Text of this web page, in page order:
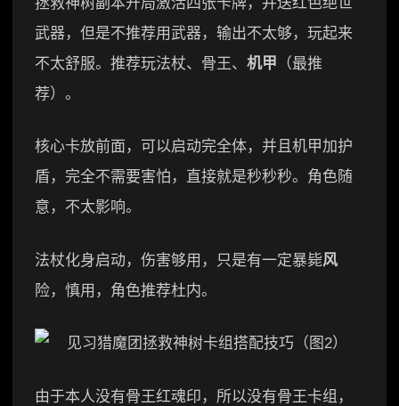
武器，但是不推荐用武器，输出不太够，玩起来
不太舒服。推荐玩法杖、骨王、 机甲 （最推
荐）。
核心卡放前面，可以启动完全体，并且机甲加护
盾，完全不需要害怕，直接就是秒秒秒。角色随
意，不太影响。
法杖化身启动，伤害够用，只是有一定暴毙风
险，慎用，角色推荐杜内。
由于本人没有骨王红魂印，所以没有骨王卡组，